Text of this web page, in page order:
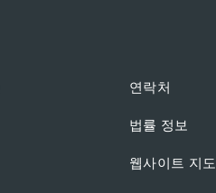
연락처
법률 정보
웹사이트 지도